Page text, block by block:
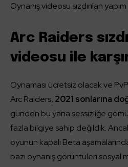
Oynanış videosu sızdırılan
Arc Raiders
videosu ile
Oynaması ücretsiz olacak ve
Arc Raiders, 2021 sonlarına
günden bu yana sessizliğe
fazla bilgiye sahip değildik.
oyunun kapalı Beta
bazı oynanış görüntüleri sosyal